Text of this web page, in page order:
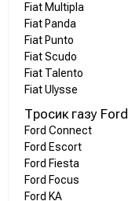
Fiat Multipla
Fiat Panda
Fiat Punto
Fiat Scudo
Fiat Talento
Fiat Ulysse
Тросик газу Ford
Ford Connect
Ford Escort
Ford Fiesta
Ford Focus
Ford KA